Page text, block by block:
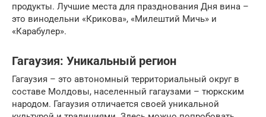
продукты. Лучшие места для празднования Дня вина –
это винодельни «Крикова», «Милештий Мичь» и
«Карабулер».
Гагаузия: Уникальный регион
Гагаузия – это автономный территориальный округ в
составе Молдовы, населенный гагаузами – тюркским
народом. Гагаузия отличается своей уникальной